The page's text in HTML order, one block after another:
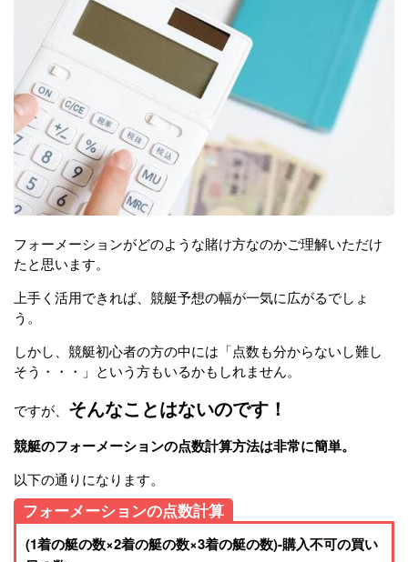
フォーメーションがどのような賭け方なのかご理解いただけ
たと思います。
上手く活用できれば、競艇予想の幅が一気に広がるでしょ
う。
しかし、競艇初心者の方の中には「点数も分からないし難し
そう・・・」という方もいるかもしれません。
ですが、 そんなことはないのです！
競艇のフォーメーションの点数計算方法は非常に簡単。
以下の通りになります。
フォーメーションの点数計算
(1着の艇の数×2着の艇の数×3着の艇の数)-購入不可の買い